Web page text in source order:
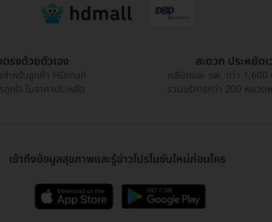
รงด้วยตัวเอง
ำหรับลูกค้า HDmall
กใจ ในราคาประหยัด
สะดวก ประหยัดเ
คลินิกและ รพ. กว่า 1,600
รวมบริการกว่า 200 หมวด
เข้าถึงข้อมูลสุขภาพและรู้ข่าวโปรโมชันใหม่ก่อนใคร